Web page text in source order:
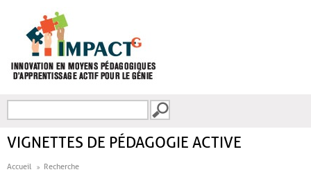
FORMULAIRE DE
VIGNETTES DE PÉDAGOGIE ACTIVE
Accueil Recherche